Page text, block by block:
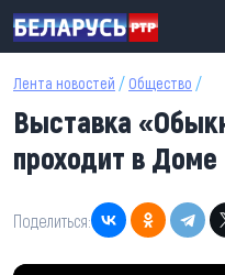
Перейти к основному содержанию
Лента новостей / Общество /
Выставка
проходит в
Поделиться: